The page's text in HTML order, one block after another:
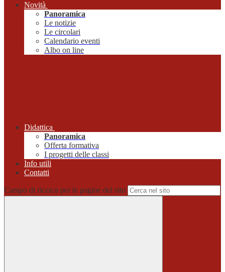
Novità
Panoramica
Le notizie
Le circolari
Calendario eventi
Albo on line
Didattica
Panoramica
Offerta formativa
I progetti delle classi
Info utili
Contatti
Campo di ricerca per le pagine del sito